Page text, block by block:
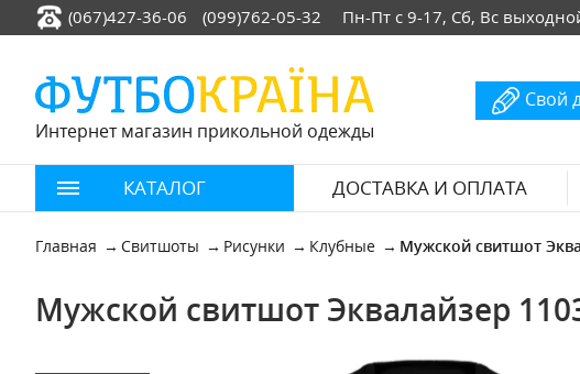
(067)427-36-06 (099)762-05-32 Пн-Пт с 9-17, Сб, Вс
Интернет магазин прикольной одежды
Свой
КАТАЛОГ ДОСТАВКА И ОПЛАТА
Главная Свитшоты Рисунки Клубные Мужской свитшот
Мужской свитшот Эквалайзер